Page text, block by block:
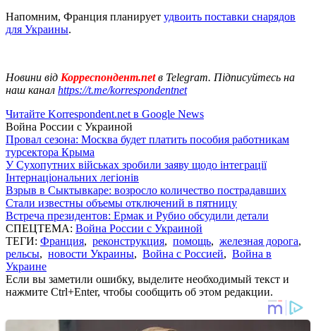
Напомним, Франция планирует удвоить поставки снарядов
для Украины.
Новини від Корреспондент.netв Telegram. Підписуйтесь на
наш канал https://t.me/korrespondentnet
Читайте Korrespondent.net в Google News
Война России с Украиной
Провал сезона: Москва будет платить пособия работникам
турсектора Крыма
У Сухопутних військах зробили заяву щодо інтеграції
Інтернаціональних легіонів
Взрыв в Сыктывкаре: возросло количество пострадавших
Стали известны объемы отключений в пятницу
Встреча президентов: Ермак и Рубио обсудили детали
СПЕЦТЕМА: Война России с Украиной
ТЕГИ: Франция, реконструкция, помощь, железная дорога,
рельсы, новости Украины, Война с Россией, Война в
Украине
Если вы заметили ошибку, выделите необходимый текст и
нажмите Ctrl+Enter, чтобы сообщить об этом редакции.